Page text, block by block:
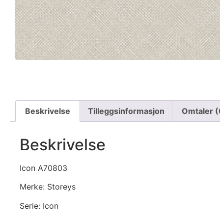
Beskrivelse Tilleggsinformasjon Omtaler
Beskrivelse
Icon A70803
Merke: Storeys
Serie: Icon